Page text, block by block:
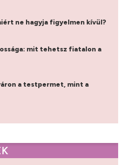
ne hagyja figyelmen kívül?
mit tehetsz fiatalon a
a testpermet, mint a